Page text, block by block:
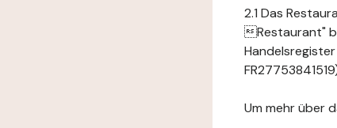
2.1 Das
Restaurant"
Um mehr über